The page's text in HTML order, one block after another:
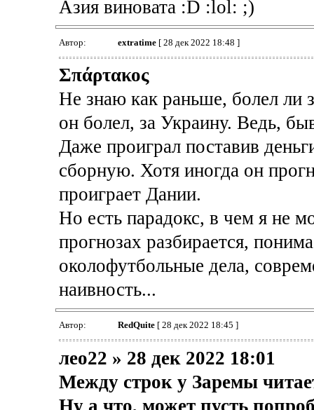
Азия виновата :D :lol: ;)
Автор: extratime[ 28 дек 2022 18:48 ]
Σπάρτακος
Не знаю как раньше, болел
он болел, за Украину. Ведь,
Даже проиграл поставив
сборную. Хотя иногда он
проиграет Дании.
Но есть парадокс, в чем я не
прогнозах разбирается,
околофутбольные дела,
наивность...
Автор: RedQuite[ 28 дек 2022 18:45 ]
лео22 » 28 дек 2022 18:01
Между строк у Заремы
Ну а что, может пусть